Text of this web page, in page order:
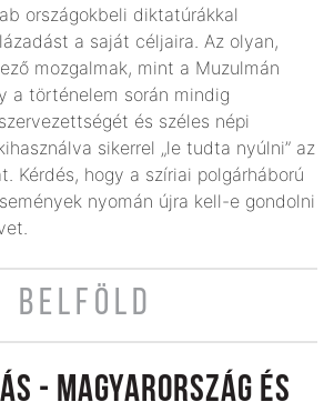
országokbeli diktatúrákkal
a saját céljaira. Az olyan,
mozgalmak, mint a Muzulmán
a történelem során mindig
és széles népi
sikerrel „le tudta nyúlni” az
Kérdés, hogy a szíriai polgárháború
nyomán újra kell-e gondolni
BELFÖLD
- MAGYARORSZÁG ÉS